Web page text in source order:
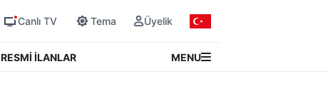
Canlı TV Tema Üyelik
RESMİ İLANLAR MENU